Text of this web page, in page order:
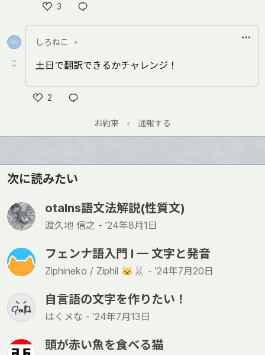
3
い
ね
しろねこ •
土日で翻訳できるかチャレンジ！
2
ね
お約束 • 通報する
次に読みたい
otalns語文法解説(性質文)
渡久地 信之 - ’24年8月1日
フェンナ語入門 I — 文字と発音
Ziphineko / Ziphil 🐱🐰 - ’24年7月20日
自言語の文字を作りたい！
はくメな - ’24年7月13日
頭が赤い魚を食べる猫